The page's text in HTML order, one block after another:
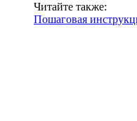
Читайте также:
Пошаговая